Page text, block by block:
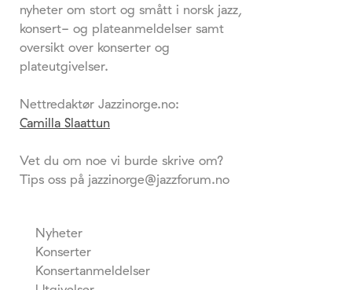
nyheter om stort og smått i norsk jazz,
konsert- og plateanmeldelser samt
oversikt over konserter og
plateutgivelser.
Nettredaktør Jazzinorge.no:
Camilla Slaattun
Vet du om noe vi burde skrive om?
Tips oss på jazzinorge@jazzforum.no
Nyheter
Konserter
Konsertanmeldelser